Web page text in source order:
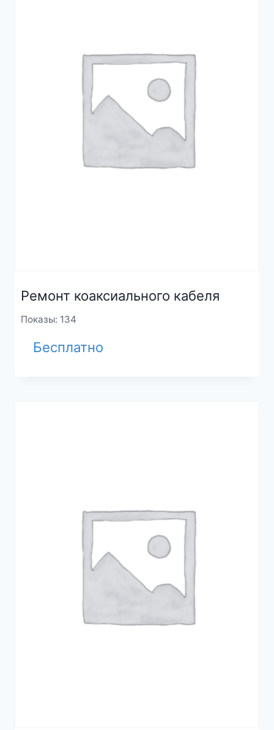
Ремонт коаксиального кабеля
Показы: 134
Бесплатно